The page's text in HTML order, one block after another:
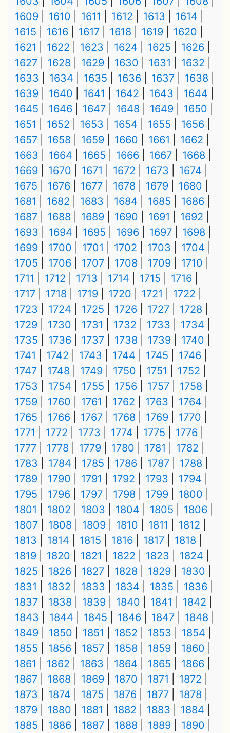
1609
1610 1611 1612 1613
1614
1615
1616 1617 1618 1619
1620
1621
1622 1623 1624 1625
1626
1627
1628 1629 1630 1631
1632
1633
1634 1635 1636 1637
1638
1639
1640 1641 1642 1643
1644
1645
1646 1647 1648 1649
1650
1651
1652 1653 1654 1655
1656
1657
1658 1659 1660 1661
1662
1663
1664 1665 1666 1667
1668
1669
1670 1671 1672 1673
1674
1675
1676 1677 1678 1679
1680
1681
1682 1683 1684 1685
1686
1687
1688 1689 1690 1691
1692
1693
1694 1695 1696 1697
1698
1699
1700 1701 1702 1703
1704
1705
1706 1707 1708 1709
1710
1711
1712 1713 1714 1715
1716
1717
1718 1719 1720 1721
1722
1723
1724 1725 1726 1727
1728
1729
1730 1731 1732 1733
1734
1735
1736 1737 1738 1739
1740
1741
1742 1743 1744 1745
1746
1747
1748 1749 1750 1751
1752
1753
1754 1755 1756 1757
1758
1759
1760 1761 1762 1763
1764
1765
1766 1767 1768 1769
1770
1771
1772 1773 1774 1775
1776
1777
1778 1779 1780 1781
1782
1783
1784 1785 1786 1787
1788
1789
1790 1791 1792 1793
1794
1795
1796 1797 1798 1799
1800
1801
1802 1803 1804 1805
1806
1807
1808 1809 1810 1811
1812
1813
1814 1815 1816 1817
1818
1819
1820 1821 1822 1823
1824
1825
1826 1827 1828 1829
1830
1831
1832 1833 1834 1835
1836
1837
1838 1839 1840 1841
1842
1843
1844 1845 1846 1847
1848
1849
1850 1851 1852 1853
1854
1855
1856 1857 1858 1859
1860
1861
1862 1863 1864 1865
1866
1867
1868 1869 1870 1871
1872
1873
1874 1875 1876 1877
1878
1879
1880 1881 1882 1883
1884
1885
1886 1887 1888 1889
1890